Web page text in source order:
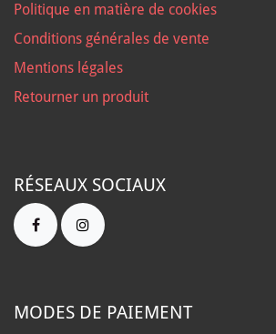
Politique en matière de cookies
Conditions générales de vente
Mentions légales
Retourner un produit
RÉSEAUX SOCIAUX
MODES DE PAIEMENT